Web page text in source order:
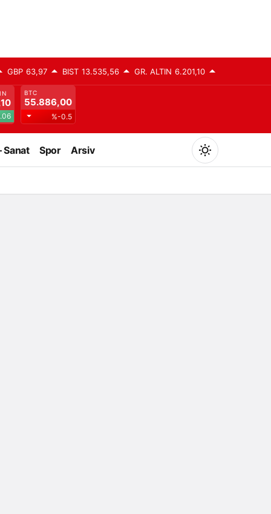
GBP 63,97 BIST 13.535,56 GR. ALTIN 6.201,10
BTC
55.886,00
%-0.5
Sanat Spor Arsiv
Mod
değiştir